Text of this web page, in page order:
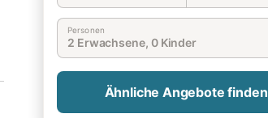
Personen
2 Erwachsene, 0 Kinder
Ähnliche Angebote finden